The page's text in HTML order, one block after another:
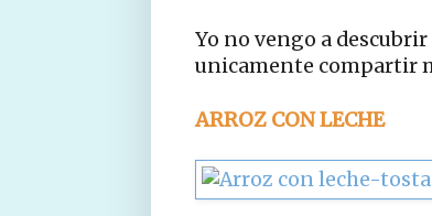
Yo no vengo a
unicamente compartir
ARROZ CON LECHE